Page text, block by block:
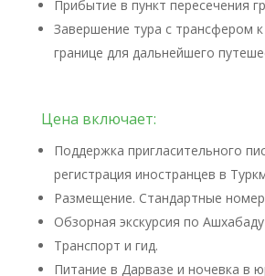
Прибытие в пункт пересечения
Завершение тура с трансфером к
границе для дальнейшего
Цена включает:
Поддержка пригласительного
регистрация иностранцев в
Размещение. Стандартные
Обзорная экскурсия по Ашхабаду
Транспорт и гид.
Питание в Дарвазе и ночевка в